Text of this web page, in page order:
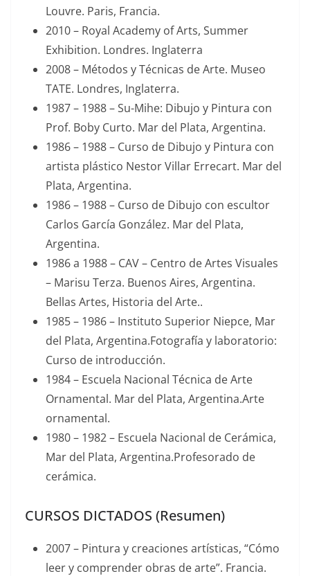
Louvre. Paris, Francia.
2010 – Royal Academy of Arts, Summer
Exhibition. Londres. Inglaterra
2008 – Métodos y Técnicas de Arte. Museo
TATE. Londres, Inglaterra.
1987 – 1988 – Su-Mihe: Dibujo y Pintura con
Prof. Boby Curto. Mar del Plata, Argentina.
1986 – 1988 – Curso de Dibujo y Pintura con
artista plástico Nestor Villar Errecart. Mar del
Plata, Argentina.
1986 – 1988 – Curso de Dibujo con escultor
Carlos García González. Mar del Plata,
Argentina.
1986 a 1988 – CAV – Centro de Artes Visuales
– Marisu Terza. Buenos Aires, Argentina.
Bellas Artes, Historia del Arte..
1985 – 1986 – Instituto Superior Niepce, Mar
del Plata, Argentina.Fotografía y laboratorio:
Curso de introducción.
1984 – Escuela Nacional Técnica de Arte
Ornamental. Mar del Plata, Argentina.Arte
ornamental.
1980 – 1982 – Escuela Nacional de Cerámica,
Mar del Plata, Argentina.Profesorado de
cerámica.
CURSOS DICTADOS (Resumen)
2007 – Pintura y creaciones artísticas, “Cómo
leer y comprender obras de arte”. Francia.